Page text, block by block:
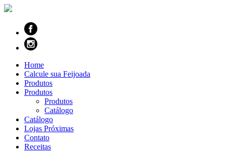
Home
Calcule sua Feijoada
Produtos
Produtos
Produtos
Catálogo
Catálogo
Lojas Próximas
Contato
Receitas